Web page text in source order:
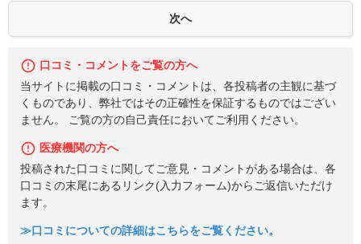
口コミ・コメントをご覧の方へ
当サイトに掲載の口コミ・コメントは、各投稿者の主観に基づ
くものであり、弊社ではその正確性を保証するものではござい
ません。 ご覧の方の自己責任においてご利用ください。
医療機関の方へ
投稿された口コミに関してご意見・コメントがある場合は、各
口コミの末尾にあるリンク(入力フォーム)からご返信いただけ
ます。
≫口コミについての詳細はこちらをご覧ください。